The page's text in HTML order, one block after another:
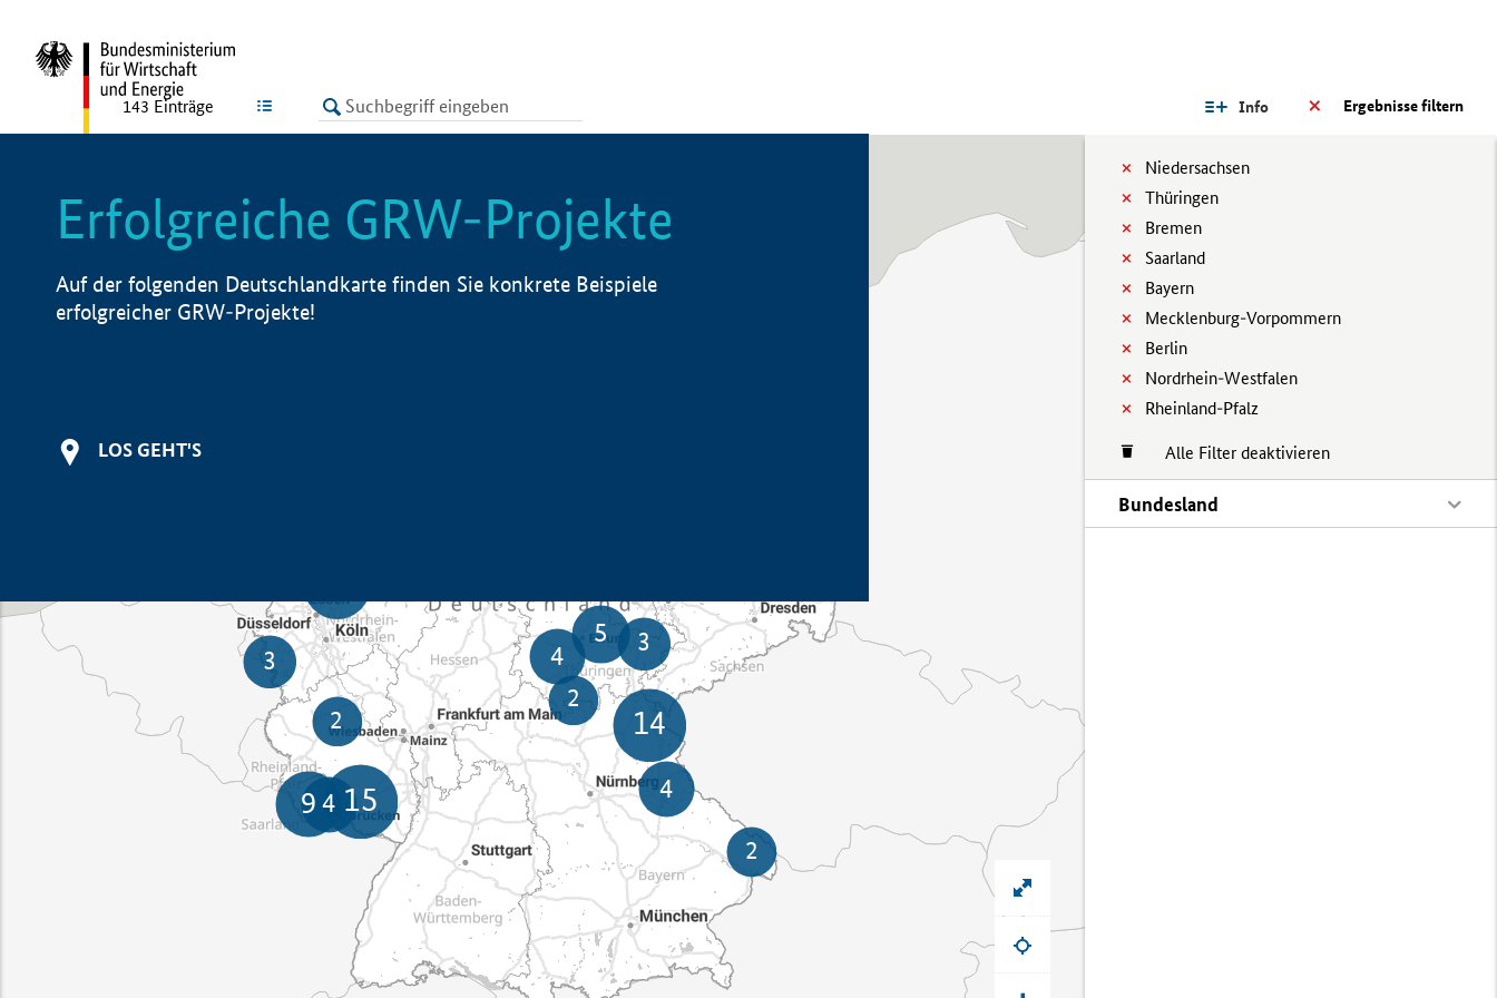
LISTE Ergebnisse filtern
Info
Niedersachsen
Thüringen
Bremen
Saarland
Bayern
Mecklenburg-Vorpommern
Berlin
Nordrhein-Westfalen
Rheinland-Pfalz
Alle Filter deaktivieren
Bundesland
143 Einträge
Erfolgreiche GRW-Projekte
Auf der folgenden Deutschlandkarte finden Sie konkrete Beispiele
erfolgreicher GRW-Projekte!
LOS GEHT'S